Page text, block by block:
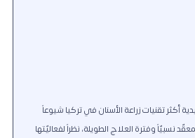
أكثر تقنيات زراعة الأسنان في تركيا شيوعاً
نسبيّاً وفترة العلاج الطويلة، نظراً لفعاليّتها